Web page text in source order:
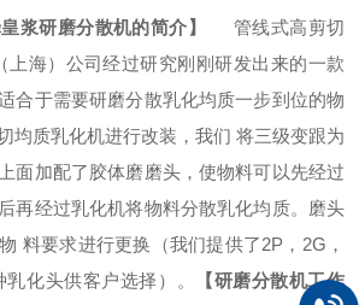
浆研磨分散机的简介】
管线式高剪切
（上海）公司经过研究刚刚研发出来的一款
合于需要研磨分散乳化均质一步到位的物
均质乳化机进行改装，我们 将三级变跟为
面加配了胶体磨磨头，使物料可以先经过
再经过乳化机将物料分散乳化均质。磨头
料要求进行更换（我们提供了2P，2G，
化头供客户选择）。
【研磨分散机工作